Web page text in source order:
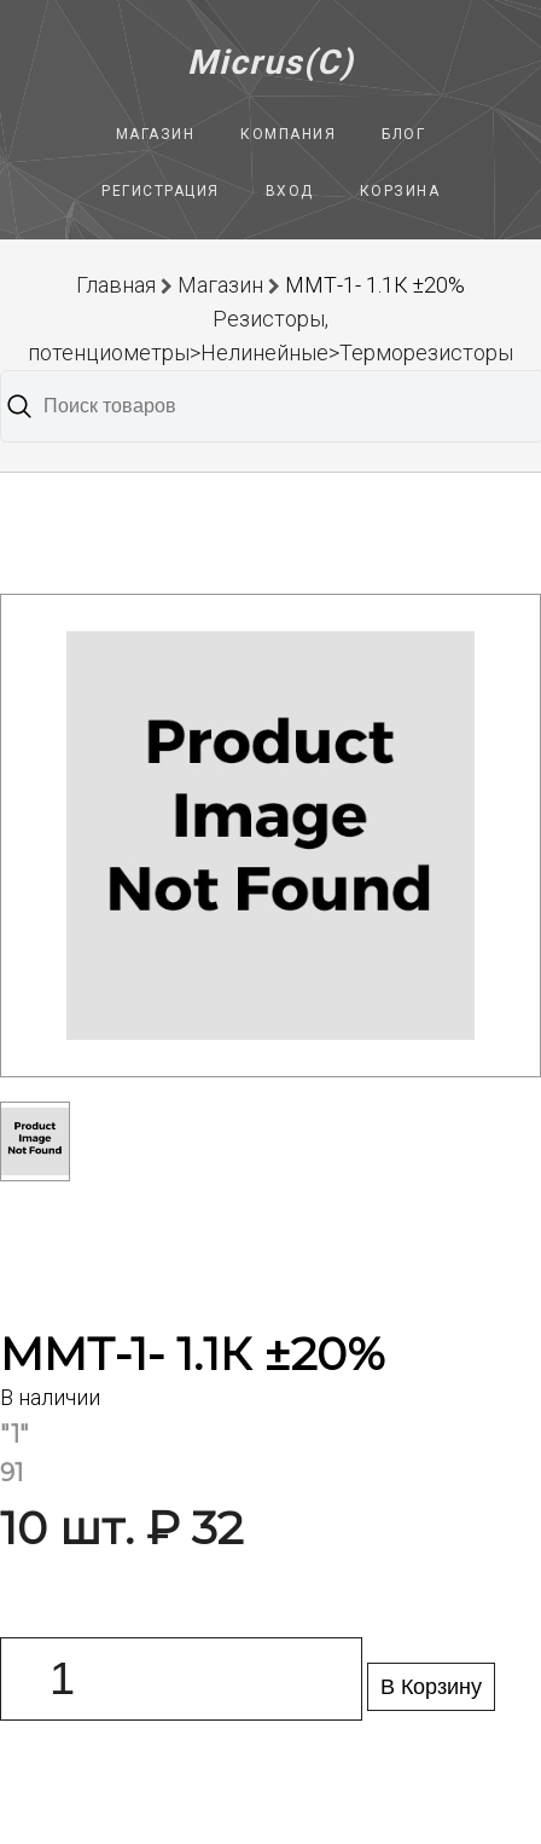
Micrus(C)
МАГАЗИН КОМПАНИЯ БЛОГ
РЕГИСТРАЦИЯ ВХОД КОРЗИНА
Главная Магазин
ММТ-1- 1.1К ±20%
Резисторы,
потенциометры>Нелинейные>Терморезисторы
ММТ-1- 1.1К ±20%
В наличии
"1"
91
10 шт. ₽ 32
В Корзину